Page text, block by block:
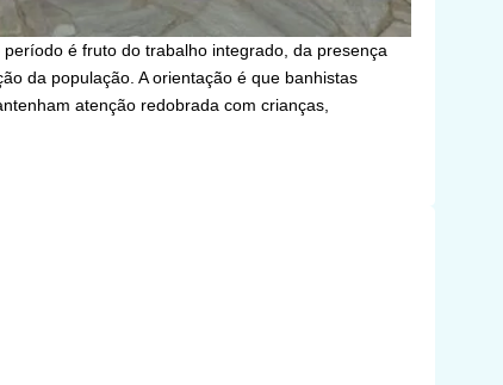
é fruto do trabalho integrado, da presença
da população. A orientação é que banhistas
atenção redobrada com crianças,